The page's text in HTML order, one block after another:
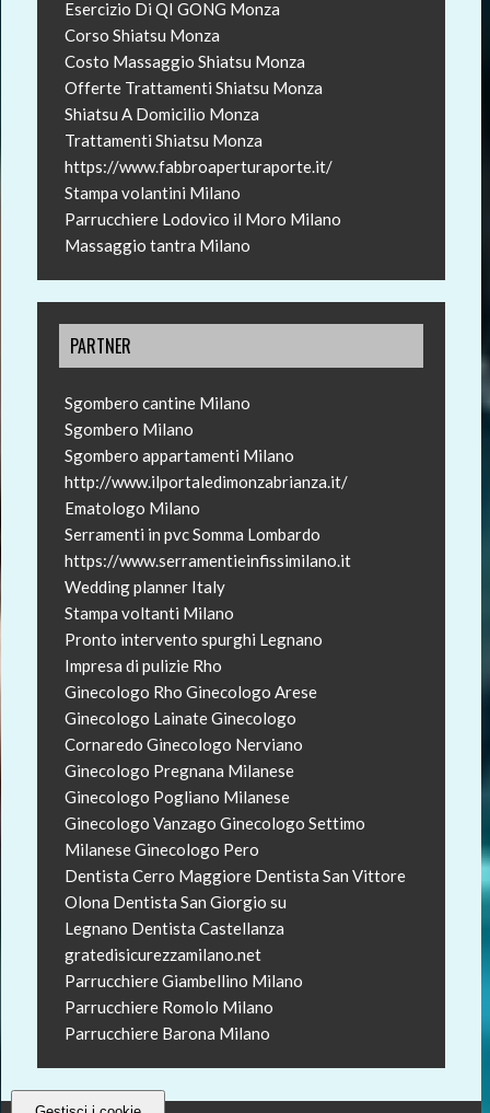
Esercizio Di QI GONG Monza
Corso Shiatsu Monza
Costo Massaggio Shiatsu Monza
Offerte Trattamenti Shiatsu Monza
Shiatsu A Domicilio Monza
Trattamenti Shiatsu Monza
https://www.fabbroaperturaporte.it/
Stampa volantini Milano
Parrucchiere Lodovico il Moro Milano
Massaggio tantra Milano
PARTNER
Sgombero cantine Milano
Sgombero Milano
Sgombero appartamenti Milano
http://www.ilportaledimonzabrianza.it/
Ematologo Milano
Serramenti in pvc Somma Lombardo
https://www.serramentieinfissimilano.it
Wedding planner Italy
Stampa voltanti Milano
Pronto intervento spurghi Legnano
Impresa di pulizie Rho
Ginecologo Rho Ginecologo Arese
Ginecologo LainateGinecologo
Cornaredo Ginecologo Nerviano
Ginecologo Pregnana Milanese
Ginecologo Pogliano Milanese
Ginecologo Vanzago Ginecologo Settimo
MilaneseGinecologo Pero
Dentista Cerro Maggiore Dentista San Vittore
Olona Dentista San Giorgio su
Legnano Dentista Castellanza
gratedisicurezzamilano.net
Parrucchiere Giambellino Milano
Parrucchiere Romolo Milano
Parrucchiere Barona Milano